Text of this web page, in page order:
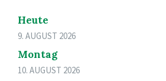
Heute
9. AUGUST 2026
Montag
10. AUGUST 2026